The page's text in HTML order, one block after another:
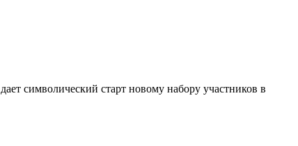
символический старт новому набору участников в